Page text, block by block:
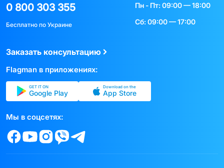
0 800 303 355
Бесплатно по Украине
Пн - Пт: 09:00 — 18:00
Сб: 09:00 — 17:00
Заказать консультацию
Flagman в приложениях:
GET IT ON
Google Play
Download on the
App Store
Мы в соцсетях: